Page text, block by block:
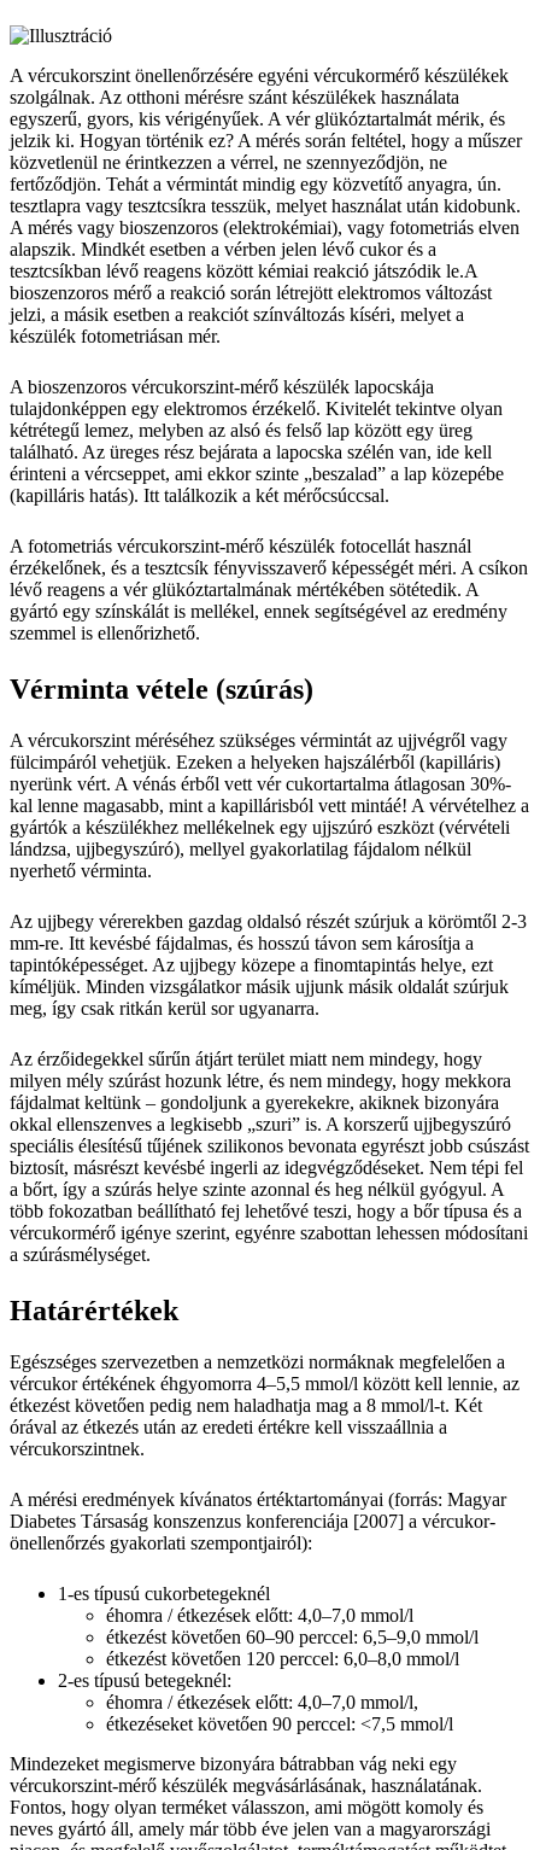
A vércukorszint önellenőrzésére egyéni vércukormérő készülékek
szolgálnak. Az otthoni mérésre szánt készülékek használata
egyszerű, gyors, kis vérigényűek. A vér glükóztartalmát mérik, és
jelzik ki. Hogyan történik ez? A mérés során feltétel, hogy a műszer
közvetlenül ne érintkezzen a vérrel, ne szennyeződjön, ne
fertőződjön. Tehát a vérmintát mindig egy közvetítő anyagra, ún.
tesztlapra vagy tesztcsíkra tesszük, melyet használat után kidobunk.
A mérés vagy bioszenzoros (elektrokémiai), vagy fotometriás elven
alapszik. Mindkét esetben a vérben jelen lévő cukor és a
tesztcsíkban lévő reagens között kémiai reakció játszódik le.A
bioszenzoros mérő a reakció során létrejött elektromos változást
jelzi, a másik esetben a reakciót színváltozás kíséri, melyet a
készülék fotometriásan mér.
A bioszenzoros vércukorszint-mérő készülék lapocskája
tulajdonképpen egy elektromos érzékelő. Kivitelét tekintve olyan
kétrétegű lemez, melyben az alsó és felső lap között egy üreg
található. Az üreges rész bejárata a lapocska szélén van, ide kell
érinteni a vércseppet, ami ekkor szinte „beszalad” a lap közepébe
(kapilláris hatás). Itt találkozik a két mérőcsúccsal.
A fotometriás vércukorszint-mérő készülék fotocellát használ
érzékelőnek, és a tesztcsík fényvisszaverő képességét méri. A csíkon
lévő reagens a vér glükóztartalmának mértékében sötétedik. A
gyártó egy színskálát is mellékel, ennek segítségével az eredmény
szemmel is ellenőrizhető.
Vérminta vétele (szúrás)
A vércukorszint méréséhez szükséges vérmintát az ujjvégről vagy
fülcimpáról vehetjük. Ezeken a helyeken hajszálérből (kapilláris)
nyerünk vért. A vénás érből vett vér cukortartalma átlagosan 30%-
kal lenne magasabb, mint a kapillárisból vett mintáé! A vérvételhez a
gyártók a készülékhez mellékelnek egy ujjszúró eszközt (vérvételi
lándzsa, ujjbegyszúró), mellyel gyakorlatilag fájdalom nélkül
nyerhető vérminta.
Az ujjbegy vérerekben gazdag oldalsó részét szúrjuk a körömtől 2-3
mm-re. Itt kevésbé fájdalmas, és hosszú távon sem károsítja a
tapintóképességet. Az ujjbegy közepe a finomtapintás helye, ezt
kíméljük. Minden vizsgálatkor másik ujjunk másik oldalát szúrjuk
meg, így csak ritkán kerül sor ugyanarra.
Az érzőidegekkel sűrűn átjárt terület miatt nem mindegy, hogy
milyen mély szúrást hozunk létre, és nem mindegy, hogy mekkora
fájdalmat keltünk – gondoljunk a gyerekekre, akiknek bizonyára
okkal ellenszenves a legkisebb „szuri” is. A korszerű ujjbegyszúró
speciális élesítésű tűjének szilikonos bevonata egyrészt jobb csúszást
biztosít, másrészt kevésbé ingerli az idegvégződéseket. Nem tépi fel
a bőrt, így a szúrás helye szinte azonnal és heg nélkül gyógyul. A
több fokozatban beállítható fej lehetővé teszi, hogy a bőr típusa és a
vércukormérő igénye szerint, egyénre szabottan lehessen módosítani
a szúrásmélységet.
Határértékek
Egészséges szervezetben a nemzetközi normáknak megfelelően a
vércukor értékének éhgyomorra 4–5,5 mmol/l között kell lennie, az
étkezést követően pedig nem haladhatja mag a 8 mmol/l-t. Két
órával az étkezés után az eredeti értékre kell visszaállnia a
vércukorszintnek.
A mérési eredmények kívánatos értéktartományai (forrás: Magyar
Diabetes Társaság konszenzus konferenciája [2007] a vércukor-
önellenőrzés gyakorlati szempontjairól):
1-es típusú cukorbetegeknél
éhomra / étkezések előtt: 4,0–7,0 mmol/l
étkezést követően 60–90 perccel: 6,5–9,0 mmol/l
étkezést követően 120 perccel: 6,0–8,0 mmol/l
2-es típusú betegeknél:
éhomra / étkezések előtt: 4,0–7,0 mmol/l,
étkezéseket követően 90 perccel: <7,5 mmol/l
Mindezeket megismerve bizonyára bátrabban vág neki egy
vércukorszint-mérő készülék megvásárlásának, használatának.
Fontos, hogy olyan terméket válasszon, ami mögött komoly és
neves gyártó áll, amely már több éve jelen van a magyarországi